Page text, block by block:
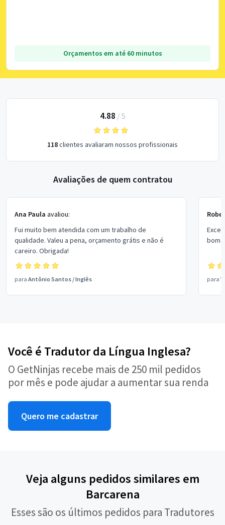
Orçamentos em até 60 minutos
4.88 / 5
118clientes avaliaram nossos profissionais
Avaliações de quem contratou
Ana Paula avaliou:
Fui muito bem atendida com um trabalho de
qualidade. Valeu a pena, orçamento grátis e não é
careiro. Obrigada!
para Antônio Santos /Inglês
bom
para
Você é Tradutor da Língua Inglesa?
O GetNinjas recebe mais de 250 mil pedidos
por mês e pode ajudar a aumentar sua renda
Quero me cadastrar
Veja alguns pedidos similares em
Barcarena
Esses são os últimos pedidos para Tradutores